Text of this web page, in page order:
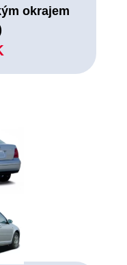
okrajem